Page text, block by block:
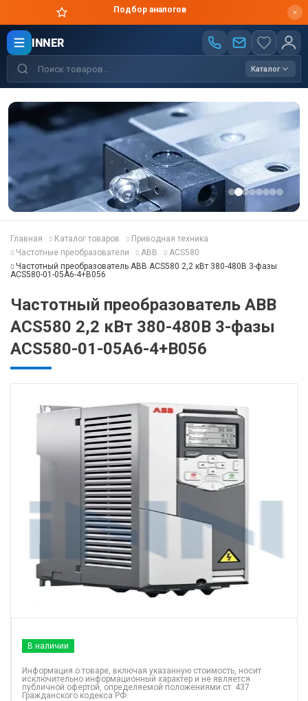
Цены производителя
INNER
Каталог
Главная Каталог товаров
Приводная техника
Частотные преобразователи
ABB
ACS580
Частотный преобразователь ABB ACS580 2,2 кВт 380-480В 3-фазы
ACS580-01-05A6-4+B056
Частотный преобразователь ABB
ACS580 2,2 кВт 380-480В 3-фазы
ACS580-01-05A6-4+B056
В наличии
Информация о товаре, включая указанную стоимость, носит
исключительно информационный характер и не является
публичной офертой, определяемой положениями ст. 437
Гражданского кодекса РФ.